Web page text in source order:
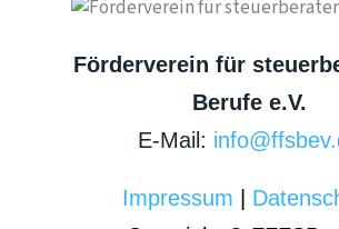
Förderverein für
Berufe e.V.
E-Mail:
Impressum